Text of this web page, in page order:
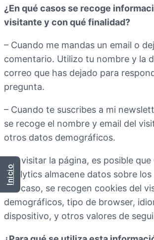
¿En qué casos se recoge
visitante y con qué finalidad?
– Cuando me mandas un email o
comentario. Utilizo tu nombre y la
correo que has dejado para
pregunta.
– Cuando te suscribes a mi
se recoge el nombre y email del
otros datos demográficos.
– Al visitar la página, es posible
Analytics almacene datos sobre
ese caso, se recogen cookies del
demográficos, tipo de browser,
dispositivo, y otros valores de
Inicio